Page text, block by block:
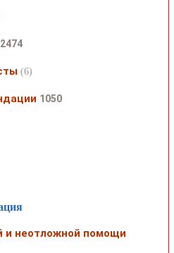
2474
(6)
1050
и неотложной помощи